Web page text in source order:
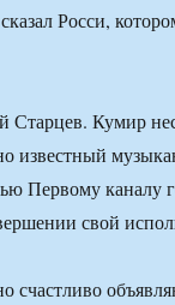
Росси,
Кумир
известный
Первому каналу
свой
счастливо